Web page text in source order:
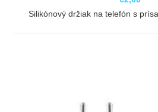
Silikónový držiak na telefón s